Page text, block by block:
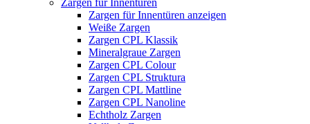
Zargen für Innentüren
Zargen für Innentüren anzeigen
Weiße Zargen
Zargen CPL Klassik
Mineralgraue Zargen
Zargen CPL Colour
Zargen CPL Struktura
Zargen CPL Mattline
Zargen CPL Nanoline
Echtholz Zargen